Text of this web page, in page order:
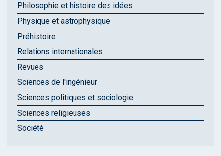
Philosophie et histoire des idées
Physique et astrophysique
Préhistoire
Relations internationales
Revues
Sciences de l'ingénieur
Sciences politiques et sociologie
Sciences religieuses
Société